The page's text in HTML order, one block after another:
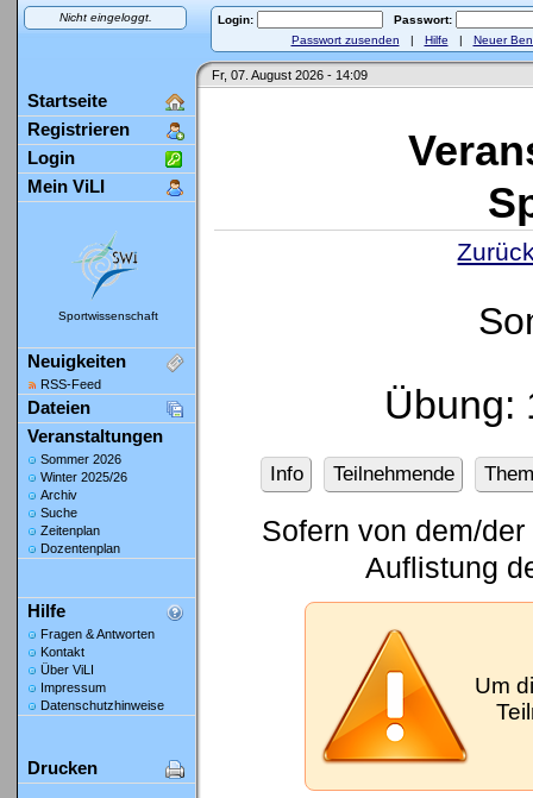
Nicht eingeloggt. Login:
Passwort:
Passwort zusenden | Hilfe | Neuer
Fr, 07. August 2026 - 14:09
Startseite
Registrieren
Login
Mein ViLI
Sportwissenschaft
Neuigkeiten
RSS-Feed
Dateien
Veranstaltungen
Sommer 2026
Winter 2025/26
Archiv
Suche
Zeitenplan
Dozentenplan
Hilfe
Fragen & Antworten
Kontakt
Über ViLI
Impressum
Datenschutzhinweise
Drucken
Übung:
Info Teilnehmende
Sofern von dem/
Auflistung
Um